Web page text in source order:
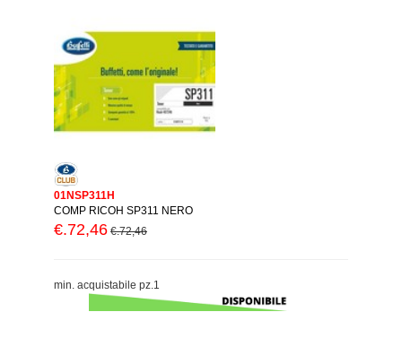
01NSP311H
COMP RICOH SP311 NERO
€.72,46 €.72,46
min. acquistabile pz.1